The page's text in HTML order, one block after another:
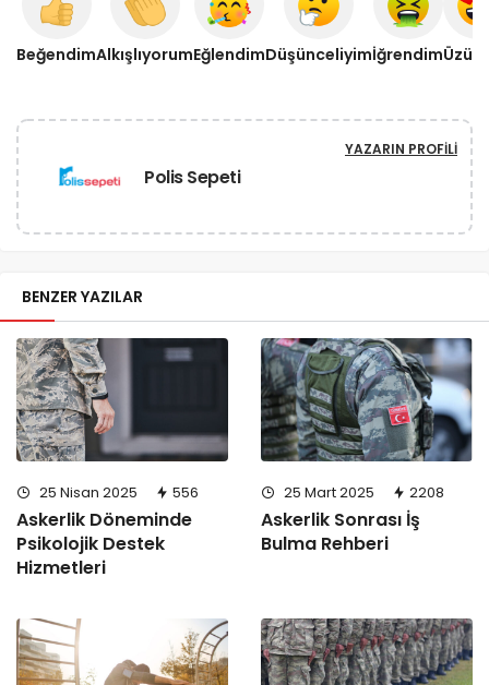
BeğendimAlkışlıyorumEğlendimDüşünceliyimİğrendim
Polis Sepeti
YAZARIN PROFILI
BENZER YAZILAR
25 Nisan 2025 556
Askerlik Döneminde
Psikolojik Destek
Hizmetleri
25 Mart 2025 2208
Askerlik Sonrası İş
Bulma Rehberi